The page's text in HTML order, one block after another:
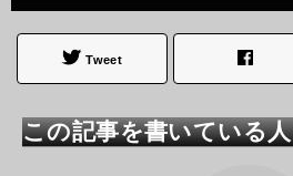
Tweet
この記事を書いている人